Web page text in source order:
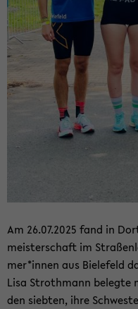
Am 26.07.2025 fand in
meis­ter­schaft im
mer*innen aus Bie­le­feld
Lisa Stroth­mann be­leg­te
den sieb­ten, ihre